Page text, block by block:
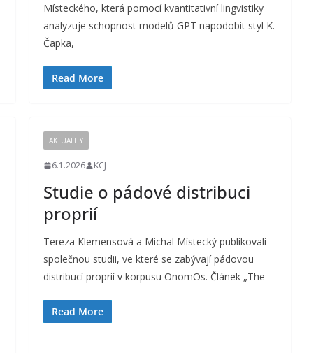
Místeckého, která pomocí kvantitativní lingvistiky
analyzuje schopnost modelů GPT napodobit styl K.
Čapka,
Read More
AKTUALITY
6.1.2026 KCJ
Studie o pádové distribuci
proprií
Tereza Klemensová a Michal Místecký publikovali
společnou studii, ve které se zabývají pádovou
distribucí proprií v korpusu OnomOs. Článek „The
Read More